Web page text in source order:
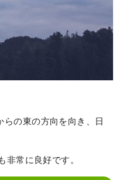
らの東の方向を向き、日
常に良好です。